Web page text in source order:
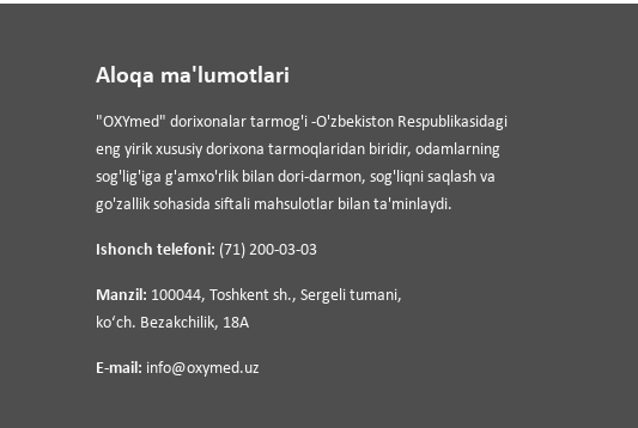
Aloqa ma'lumotlari
"OXYmed" dorixonalar tarmog'i -O'zbekiston Respublikasidagi
eng yirik xususiy dorixona tarmoqlaridan biridir, odamlarning
sog'lig'iga g'amxo'rlik bilan dori-darmon, sog'liqni saqlash va
go'zallik sohasida siftali mahsulotlar bilan ta'minlaydi.
Ishonch telefoni: (71) 200-03-03
Manzil: 100044, Toshkent sh., Sergeli tumani,
koʻch. Bezakchilik, 18A
E-mail: info@oxymed.uz